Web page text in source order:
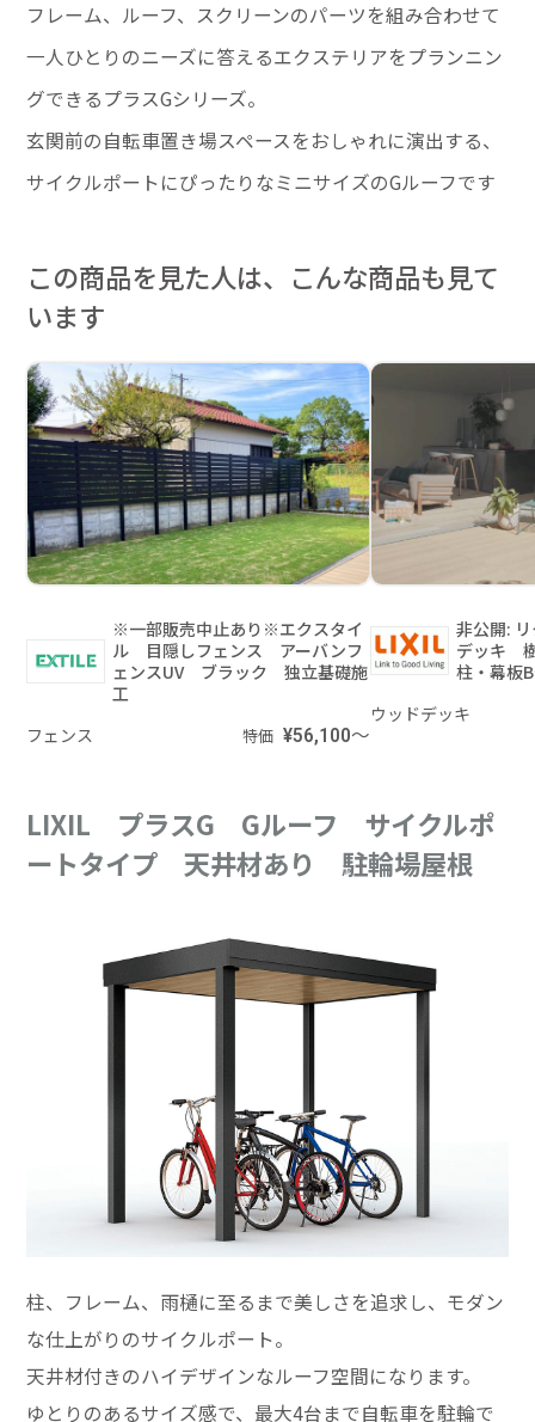
フレーム、ルーフ、スクリーンのパーツを組み合わせて
一人ひとりのニーズに答えるエクステリアをプランニン
グできるプラスGシリーズ。
玄関前の自転車置き場スペースをおしゃれに演出する、
サイクルポートにぴったりなミニサイズのGルーフです
この商品を見た人は、こんな商品も見て
います
※一部販売中止あり※エクスタイ
ル 目隠しフェンス アーバンフ
ェンスUV ブラック 独立基礎施
工
フェンス
特価 ¥56,100～
非公開:
デッキ
柱・幕板
ウッドデッキ
LIXIL プラスG Gルーフ サイクルポ
ートタイプ 天井材あり 駐輪場屋根
柱、フレーム、雨樋に至るまで美しさを追求し、モダン
な仕上がりのサイクルポート。
天井材付きのハイデザインなルーフ空間になります。
ゆとりのあるサイズ感で、最大4台まで自転車を駐輪で